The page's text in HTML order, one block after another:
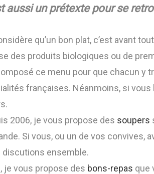
aussi un prétexte pour se
qu’un bon plat, c’est avant
des produits biologiques ou de
ce menu pour que chacun
françaises. Néanmoins, si
2006, je vous propose des soupers
Si vous, ou un de vos convives,
discutions ensemble.
je vous propose des bons-repas que